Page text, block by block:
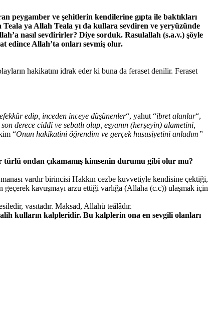
peygamber ve şehitlerin kendilerine gıpta ile baktıkları
ya Allah Teala yı da kullara sevdiren ve yeryüzünde
nasıl sevdirirler? Diye sorduk. Rasulallah (s.a.v.) şöyle
edince Allah’ta onları sevmiş olur.
hakikatını idrak eder ki buna da feraset denilir. Feraset
edip, inceden inceye düşünenler“, yahut “ibret alanlar“,
derece ciddi ve sebatlı olup, eşyanın (herşeyin) alametini,
“Onun hakikatini öğrendim ve gerçek hususiyetini anladım”
ondan çıkamamış kimsenin durumu gibi olur mu?
vardır birincisi Hakkın cezbe kuvvetiyle kendisine çektiği,
kavuşmayı arzu ettiği varlığa (Allaha (c.c)) ulaşmak için
vasıtadır. Maksad, Allahü teâlâdır.
kulların kalpleridir. Bu kalplerin ona en sevgili olanları